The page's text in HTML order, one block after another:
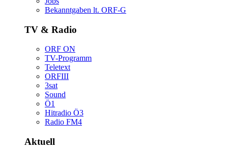
Bekanntgabenlt.ORF-G
TV&Radio
ORFON
TV-Programm
Teletext
ORFIII
3sat
Sound
Ö1
HitradioÖ3
RadioFM4
Aktuell